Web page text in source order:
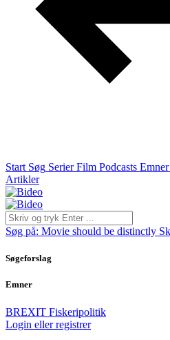
Start Søg Serier Film Podcasts Emner
Artikler
Søg på: Movie should be distinctly
Søgeforslag
Emner
BREXIT Fiskeripolitik
Login eller registrer